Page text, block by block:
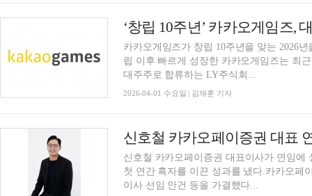
‘창립 10주년’ 카카오게임즈,
카카오게임즈가 창립 10주년을 맞는 2026
립 이후 빠르게 성장한 카카오게임즈는 최
대주주로 합류하는 LY주식회...
2026-04-01 수요일 | 김재훈 기자
신호철 카카오페이증권 대표이사가 연임
첫 연간 흑자를 이끈 성과를 냈다.카카오페
이사 선임 안건 등을 가결했다...